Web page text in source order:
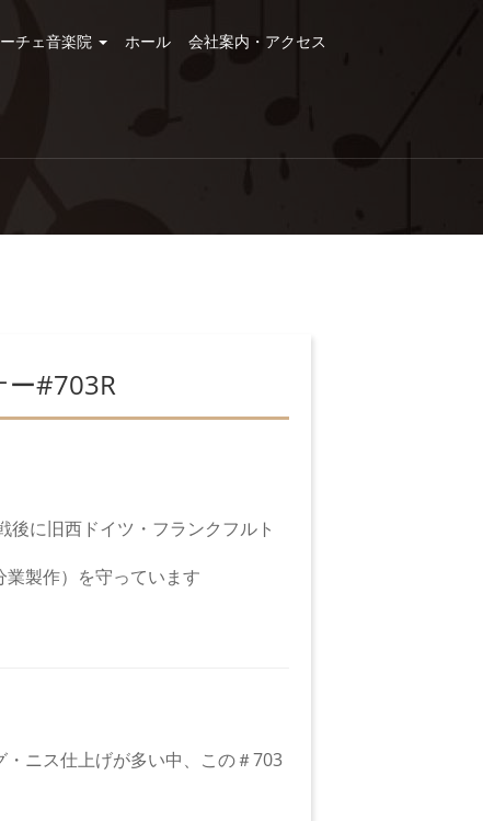
チェ音楽院 ホール 会社案内・アクセス
ー#703R
に旧西ドイツ・フランクフルト
製作）を守っています
ニス仕上げが多い中、この＃703